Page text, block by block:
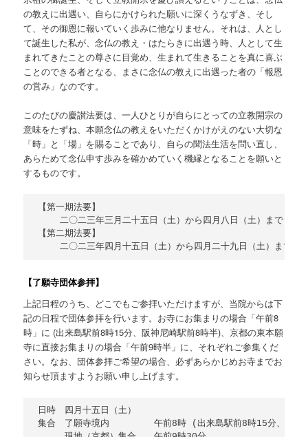
の教えに出遇い、自らにかけられた願いに深くうなずき、そし
て、その御恩に報いていく歩みに他なりません。それは、人とし
て誕生した私が、念仏の教え・はたらきに出遇う時、人として生
まれてきたことの尊さに目覚め、生まれて生きることを真に喜ぶ
ことのできる者となる、まさに念仏の教えに出遇った者の「報恩
の営み」なのです。
このたびの慶讃法要は、一人ひとりが自らにとっての立教開宗の
意味をたずね、本願念仏の教えをいただくかけがえのない大切な
「時」と「場」を賜ることであり、自らの聞法生活を問い直し、
あらためて念仏申す歩みを確かめていく機縁となることを願いと
するものです。
【第一期法要】
二〇二三年三⽉二十五⽇（⼟）から四⽉八⽇（⼟）まで〈十
【第二期法要】
【了願寺団体参拝】
上記日程のうち、どこでもご参拝いただけますが、当院からは下
記の日程で団体参拝を行います。お寺にお集まりの場合「午前8
時」に (出来島駅前8時15分、阪神尼崎駅前8時半)、京都の東本願
寺に直接お集まりの場合「午前9時半」に、それぞれご参集くだ
さい。なお、団体参拝ご希望の場合、必ずあらかじめお寺までお
知らせ頂ますようお願い申し上げます。
日時　四月十五日（土）
集合　了願寺境内　　　　　午前8時 (出来島駅前8時15分、阪神